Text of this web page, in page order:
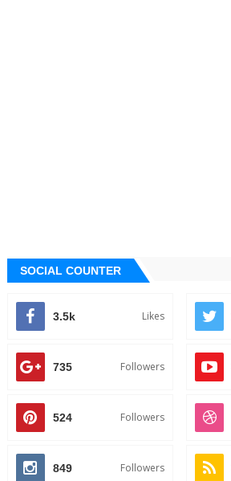
SOCIAL COUNTER
3.5k Likes
735 Followers
524 Followers
849 Followers